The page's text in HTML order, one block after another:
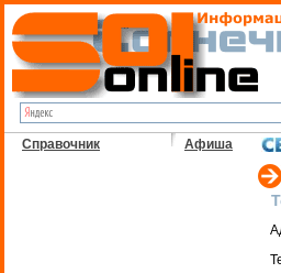
Справочник Афиша